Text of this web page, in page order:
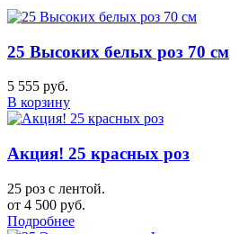
25 Высоких белых роз 70 см
5 555 руб.
В корзину
Акция! 25 красных роз
25 роз с лентой.
от 4 500 руб.
Подробнее